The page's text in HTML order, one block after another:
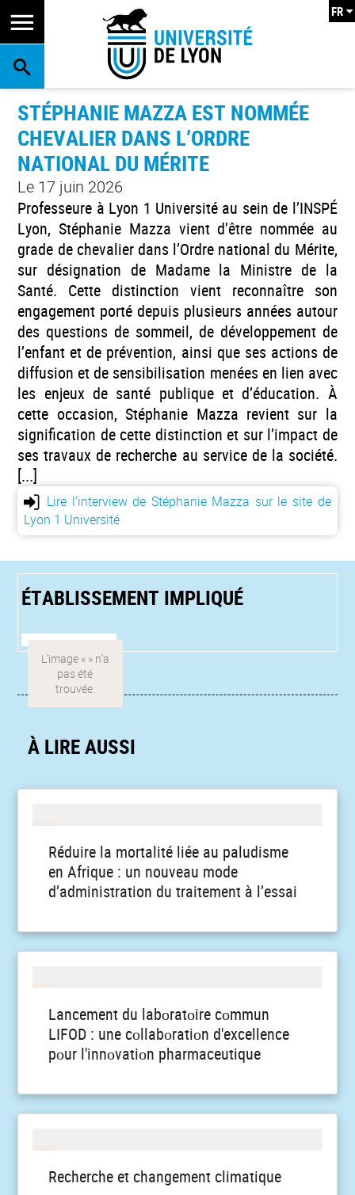
RECHERCHE
FR
STÉPHANIE MAZZA EST NOMMÉE
CHEVALIER DANS L’ORDRE
NATIONAL DU MÉRITE
Le 17 juin 2026
Professeure à Lyon 1 Université au sein de l’INSPÉ
Lyon, Stéphanie Mazza vient d’être nommée au
grade de chevalier dans l’Ordre national du Mérite,
sur désignation de Madame la Ministre de la
Santé. Cette distinction vient reconnaître son
engagement porté depuis plusieurs années autour
des questions de sommeil, de développement de
l’enfant et de prévention, ainsi que ses actions de
diffusion et de sensibilisation menées en lien avec
les enjeux de santé publique et d’éducation. À
cette occasion, Stéphanie Mazza revient sur la
signification de cette distinction et sur l’impact de
ses travaux de recherche au service de la société.
[...]
Lire l'interview de Stéphanie Mazza sur le site de
Lyon 1 Université
À LIRE AUSSI
Réduire la mortalité liée au paludisme
en Afrique : un nouveau mode
d’administration du traitement à l’essai
Lancement du labоratоire cоmmun
LIFOD : une cоllabоratiоn d'excellence
pоur l'innоvatiоn pharmaceutique
Recherche et changement climatique
ÉTABLISSEMENT IMPLIQUÉ